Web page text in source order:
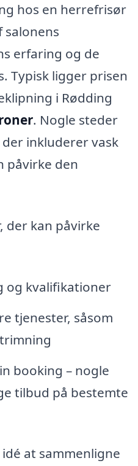
hos en herrefrisør
erfaring og de
Typisk ligger prisen
i Rødding
. Nogle steder
inkluderer vask
påvirke den
der kan påvirke
og kvalifikationer
tjenester, såsom
booking – nogle
tilbud på bestemte
at sammenligne